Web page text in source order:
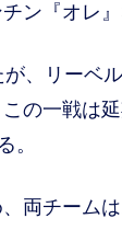
ン『オレ』
、リーベ
の一戦は
。
両チームは